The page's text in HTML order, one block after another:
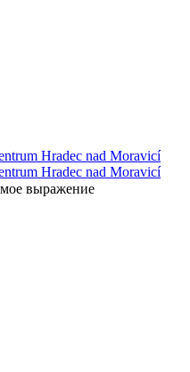
выражение